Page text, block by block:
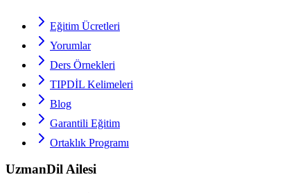
Eğitim Ücretleri
Yorumlar
Ders Örnekleri
TIPDİL Kelimeleri
Blog
Garantili Eğitim
Ortaklık Programı
UzmanDil Ailesi